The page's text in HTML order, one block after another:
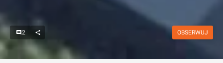
2 OBSERWUJ